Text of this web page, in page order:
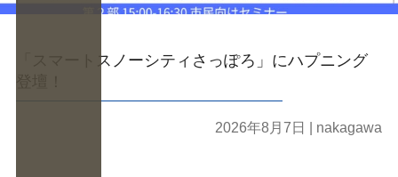
「スマートスノーシティさっぽろ」にハプニング
2026年8月7日 | nakagawa